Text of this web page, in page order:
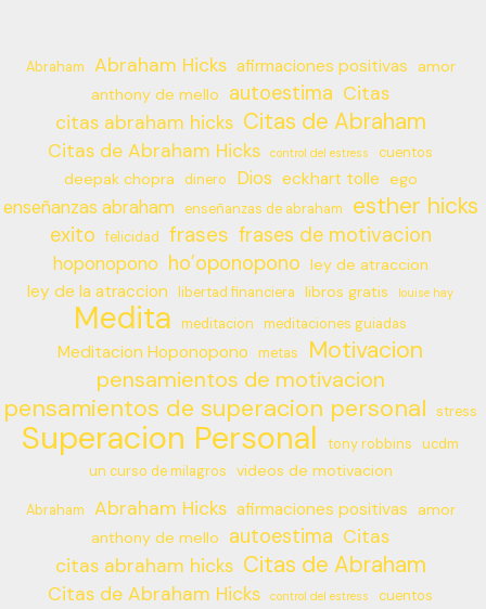
Abraham Abraham Hicks afirmaciones positivas
amor
anthony de mello
autoestima Citas
citas abraham hicks Citas de Abraham
Citas de Abraham Hicks control del estress cuentos
deepak chopra dinero Dios eckhart tolle ego
enseñanzas abraham enseñanzas de abraham esther hicks
exito felicidad frases frases de motivacion
hoponopono ho’oponopono ley de atraccion
ley de la atraccion libertad financiera libros gratis louise hay
Medita meditacion meditaciones guiadas
Meditacion Hoponopono metas Motivacion
pensamientos de motivacion
pensamientos de superacion personal stress
Superacion Personal tony robbins
ucdm
un curso de milagros
videos de motivacion
Abraham Abraham Hicks afirmaciones positivas
amor
anthony de mello
autoestima Citas
citas abraham hicks Citas de Abraham
Citas de Abraham Hicks control del estress cuentos